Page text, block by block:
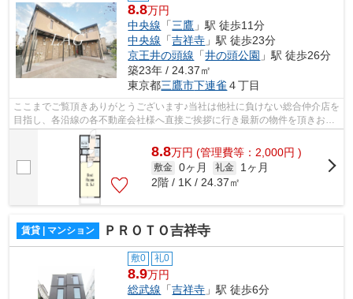
8.8万円
中央線 「三鷹 」駅 徒歩11分
中央線 「吉祥寺 」駅 徒歩23分
京王井の頭線 「井の頭公園 」駅 徒歩26分
築23年 / 24.37㎡
東京都三鷹市下連雀 ４丁目
ここまでご覧頂きありがとうございます♪当社は他社に負けない総合仲介店を
目指し、各沿線の各不動産会社様へ直接ご挨拶に行き最新の物件を頂きお客
様へ提供しております！最新の情報は...
8.8万円 (管理費等：2,000円 )
敷金 0ヶ月 礼金
1ヶ月
2階 / 1K / 24.37㎡
賃貸 | マンション ＰＲＯＴＯ吉祥寺
敷0 礼0
8.9万円
総武線 「吉祥寺 」駅 徒歩6分